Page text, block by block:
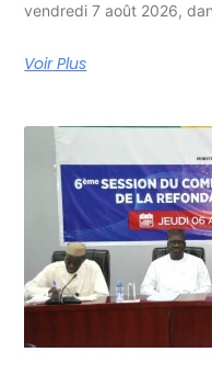
vendredi 7 août 2026,
Voir Plus